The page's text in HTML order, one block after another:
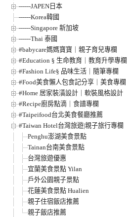
------JAPEN日本
------Korea韓國
------Singapore 新加坡
------Thai 泰國
#babycare媽媽寶寶｜親子育兒專欄
#Education § 生命教育｜教育升學專欄
#Fashion Life§ 品味生活｜隨筆專欄
#Food美食懶人包食記分享｜美食專欄
#Home 居家裝潢設計｜軟裝風格設計
#Recipe廚房點滴｜食譜專欄
#Taipeifood台北美食餐廳推薦
#Taiwan Hotel台灣旅遊|親子旅行專欄
Penghu澎湖美食景點
Tainan台南美食景點
台灣旅遊優惠
宜蘭美食景點 Yilan
戶外公園親子景點
花蓮美食景點 Hualien
親子住宿飯店推薦
親子飯店推薦